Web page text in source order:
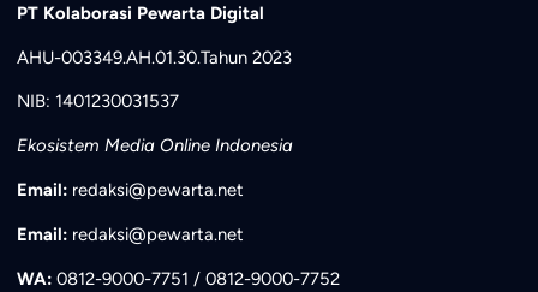
PT Kolaborasi Pewarta Digital
AHU-003349.AH.01.30.Tahun 2023
NIB: 1401230031537
Ekosistem Media Online Indonesia
Email: redaksi@pewarta.net
Email: redaksi@pewarta.net
WA:0812-9000-7751 / 0812-9000-7752